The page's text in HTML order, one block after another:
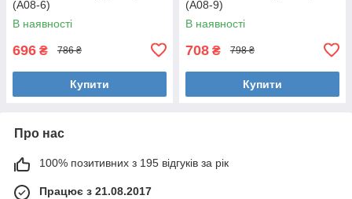
(А08-6)
В наявності
696 ₴ 786 ₴
Купити
(А08-9)
В наявності
708 ₴ 798 ₴
Купити
Про нас
100% позитивних з 195 відгуків за рік
Працює з 21.08.2017